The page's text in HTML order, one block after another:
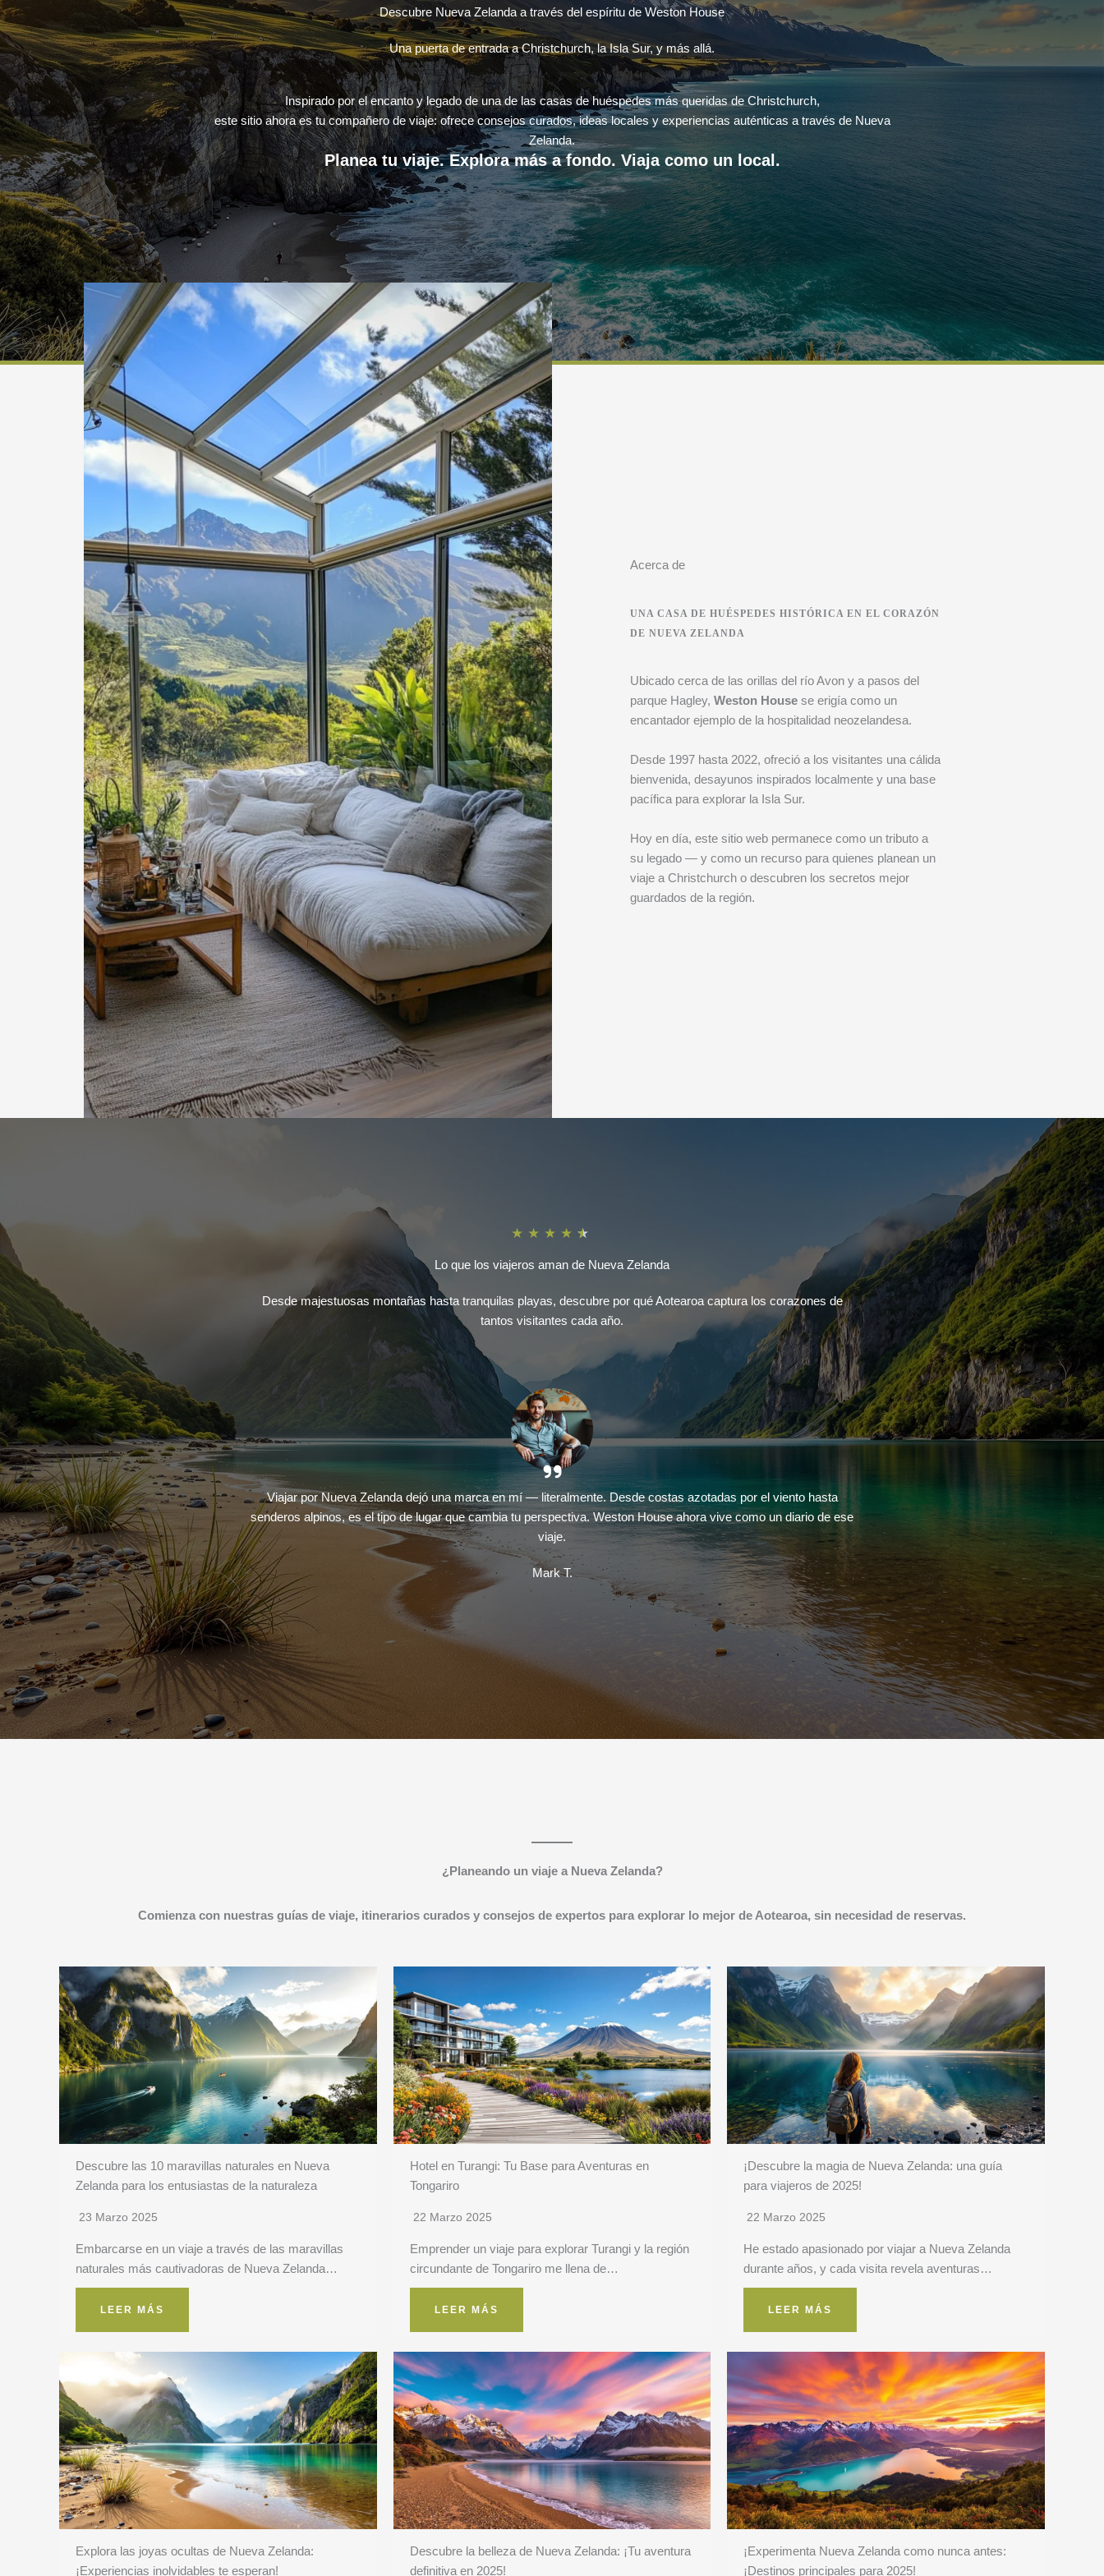
Descubre Nueva Zelanda a través del espíritu de Weston House
Una puerta de entrada a Christchurch, la Isla Sur, y más allá.
Inspirado por el encanto y legado de una de las casas de huéspedes más queridas de Christchurch,
este sitio ahora es tu compañero de viaje: ofrece consejos curados, ideas locales y experiencias auténticas a través de Nueva
Zelanda.
Planea tu viaje. Explora más a fondo. Viaja como un local.
Acerca de
UNA CASA DE HUÉSPEDES HISTÓRICA EN EL CORAZÓN
DE NUEVA ZELANDA
Ubicado cerca de las orillas del río Avon y a pasos del
parque Hagley, Weston House se erigía como un
encantador ejemplo de la hospitalidad neozelandesa.
Desde 1997 hasta 2022, ofreció a los visitantes una cálida
bienvenida, desayunos inspirados localmente y una base
pacífica para explorar la Isla Sur.
Hoy en día, este sitio web permanece como un tributo a
su legado — y como un recurso para quienes planean un
viaje a Christchurch o descubren los secretos mejor
guardados de la región.
★ ★ ★ ★ ★
Lo que los viajeros aman de Nueva Zelanda
Desde majestuosas montañas hasta tranquilas playas, descubre por qué Aotearoa captura los corazones de
tantos visitantes cada año.
Viajar por Nueva Zelanda dejó una marca en mí — literalmente. Desde costas azotadas por el viento hasta
senderos alpinos, es el tipo de lugar que cambia tu perspectiva. Weston House ahora vive como un diario de ese
viaje.
Mark T.
¿Planeando un viaje a Nueva Zelanda?
Comienza con nuestras guías de viaje, itinerarios curados y consejos de expertos para explorar lo mejor de Aotearoa, sin necesidad de reservas.
Descubre las 10 maravillas naturales en Nueva
Zelanda para los entusiastas de la naturaleza
23 Marzo 2025
Embarcarse en un viaje a través de las maravillas
naturales más cautivadoras de Nueva Zelanda…
LEER MÁS
Hotel en Turangi: Tu Base para Aventuras en
Tongariro
22 Marzo 2025
Emprender un viaje para explorar Turangi y la región
circundante de Tongariro me llena de…
LEER MÁS
¡Descubre la magia de Nueva Zelanda: una guía
para viajeros de 2025!
22 Marzo 2025
He estado apasionado por viajar a Nueva Zelanda
durante años, y cada visita revela aventuras…
LEER MÁS
Explora las joyas ocultas de Nueva Zelanda:
¡Experiencias inolvidables te esperan!
Descubre la belleza de Nueva Zelanda: ¡Tu aventura
definitiva en 2025!
¡Experimenta Nueva Zelanda como nunca antes:
¡Destinos principales para 2025!